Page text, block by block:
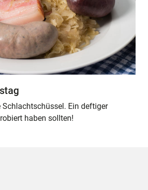
Ein deftiger
haben sollten!